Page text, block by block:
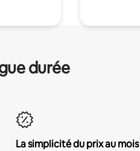
durée
La simplicité du prix au mois